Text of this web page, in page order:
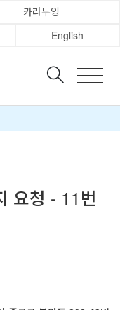
카라두잉
English
요청 - 11번